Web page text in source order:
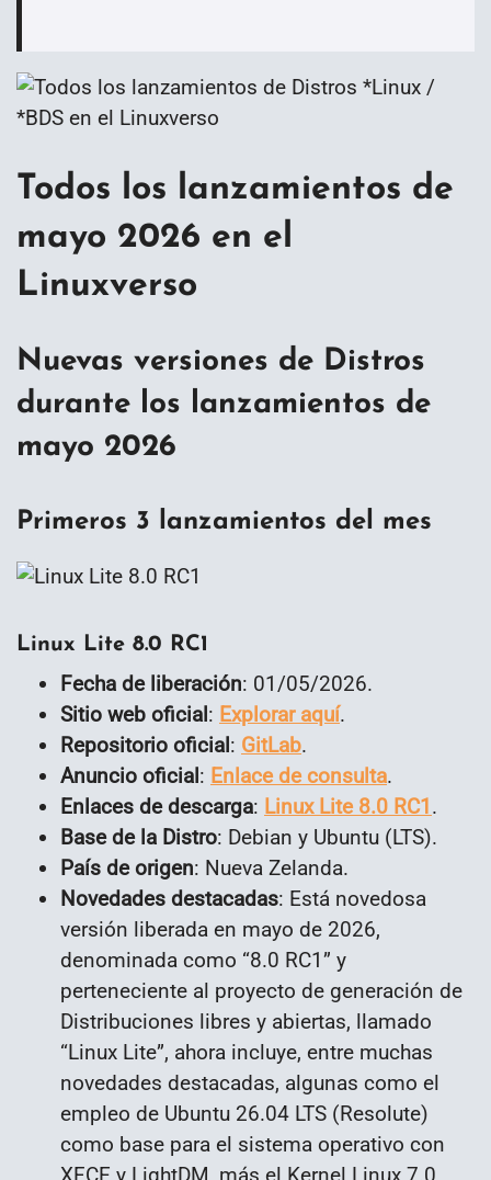
Todos los lanzamientos de
mayo 2026 en el
Linuxverso
Nuevas versiones de Distros
durante los lanzamientos de
mayo 2026
Primeros 3 lanzamientos del mes
Linux Lite 8.0 RC1
Fecha de liberación: 01/05/2026.
Sitio web oficial: Explorar aquí.
Repositorio oficial: GitLab.
Anuncio oficial: Enlace de consulta.
Enlaces de descarga: Linux Lite 8.0 RC1 .
Base de la Distro: Debian y Ubuntu (LTS).
País de origen: Nueva Zelanda.
Novedades destacadas: Está novedosa
versión liberada en mayo de 2026,
denominada como “8.0 RC1” y
perteneciente al proyecto de generación de
Distribuciones libres y abiertas, llamado
“Linux Lite”, ahora incluye, entre muchas
novedades destacadas, algunas como el
empleo de Ubuntu 26.04 LTS (Resolute)
como base para el sistema operativo con
XFCE y LightDM, más el Kernel Linux 7.0